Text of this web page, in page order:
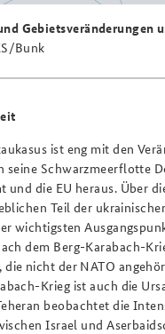
Gebietsveränderungen
Bunk
ist eng mit den
Schwarzmeerflotte
und die EU heraus. Über
Teil der
wichtigsten
dem Berg-Karabach-
nicht der NATO
Krieg ist auch die
beobachtet die
Israel und